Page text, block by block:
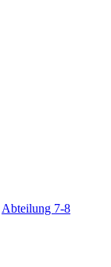
Abteilung 7-8